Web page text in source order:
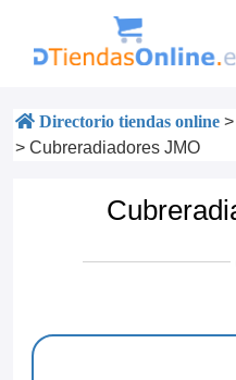
Directorio tiendas online >
> Cubreradiadores JMO